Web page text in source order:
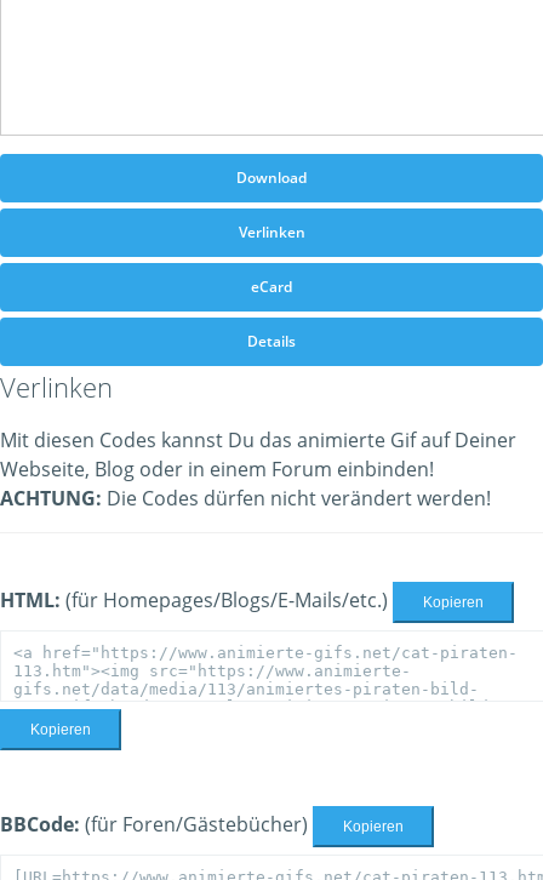
Download
Verlinken
eCard
Details
Verlinken
Mit diesen Codes kannst Du das animierte Gif auf Deiner
Webseite, Blog oder in einem Forum einbinden!
ACHTUNG: Die Codes dürfen nicht verändert werden!
HTML: (für Homepages/Blogs/E-Mails/etc.) Kopieren
Kopieren
BBCode: (für Foren/Gästebücher) Kopieren